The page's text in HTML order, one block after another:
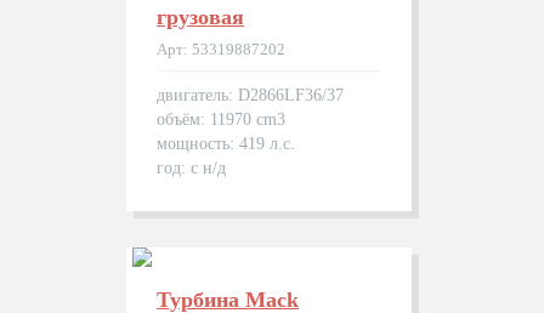
грузовая
Арт: 53319887202
двигатель: D2866LF36/37
объём: 11970 cm3
мощность: 419 л.с.
год: с н/д
Турбина Mack